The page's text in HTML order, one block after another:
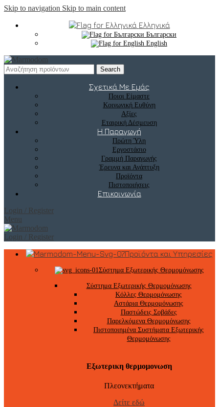
Skip to navigation Skip to main content
Ελληνικά
Български
English
Search
Σχετικά Με Εμάς
Ποιοι Είμαστε
Κοινωνική Ευθύνη
Αξίες
Εταιρική Δέσμευση
Η Παραγωγή
Πρώτη Ύλη
Εργοστάσιο
Γραμμή Παραγωγής
Έρευνα και Ανάπτυξη
Προϊόντα
Πιστοποιήσεις
Επικοινωνία
Login / Register
Menu
Login / Register
Προϊόντα και Υπηρεσίες
Σύστημα Εξωτερικής Θερμομόνωσης
Σύστημα Εξωτερικής Θερμομόνωσης
Κόλλες Θερμομόνωσης
Αστάρια Θερμομόνωσης
Παστώδεις Σοβάδες
Παρελκόμενα Θερμομόνωσης
Πιστοποιημένα Συστήματα Εξωτερικής
Θερμομόνωσης
Εξωτερικη θερμομονωση
Πλεονεκτήματα
Δείτε εδώ